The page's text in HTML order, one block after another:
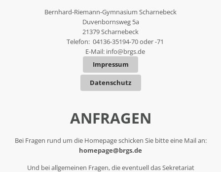
Bernhard-Riemann-Gymnasium Scharnebeck
Duvenbornsweg 5a
21379 Scharnebeck
Telefon: 04136-35194-70 oder -71
E-Mail: info@brgs.de
Impressum
Datenschutz
ANFRAGEN
Bei Fragen rund um die Homepage schicken Sie bitte eine Mail an:
homepage@brgs.de
Und bei allgemeinen Fragen, die eventuell das Sekretariat